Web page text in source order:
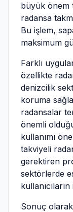
büyük önem
radansa
Bu işlem,
maksimum
Farklı
özellikte
denizcilik
koruma
radansalar
önemli
kullanımı
takviyeli
gerektiren
sektörlerde
Sonuç